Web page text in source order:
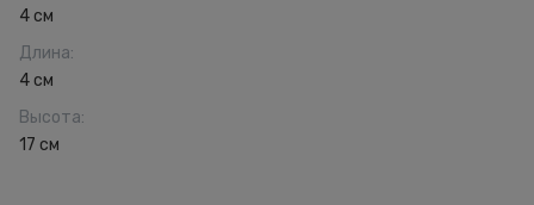
4 см
Длина:
4 см
Высота:
17 см